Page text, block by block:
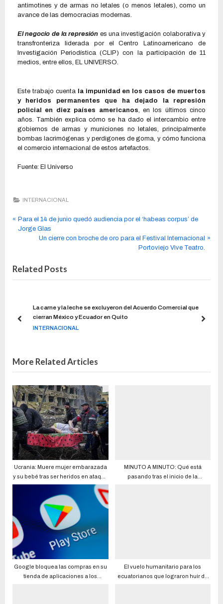
antimotines y de armas no letales (o menos letales), como un
avance de las democracias modernas.
El negocio de la represión es una investigación colaborativa y
transfronteriza liderada por el Centro Latinoamericano de
Investigación Periodística (CLIP) con la participación de 11
medios, entre ellos, EL UNIVERSO.
Este trabajo cuenta
la impunidad en los casos de muertos
y heridos permanentes que ha dejado la represión
policial en diez países americanos, en los últimos cinco
años. También explica cómo se ha dado el intercambio entre
gobiernos de armas y municiones no letales, principalmente
bombas lacrimógenas y perdigones de goma, y cómo funciona
el comercio internacional de estos artefactos.
Fuente: El Universo
INTERNACIONAL
Para el 14 de junio quedó audiencia por el ‘habeas corpus’ de
Jorge Glas
Un cierre con broche de oro para el Festival Internacional
Portoviejo Vive Teatro.
Related Posts
La carne y la leche se excluyeron del Acuerdo Comercial que
cierran México y Ecuador en Quito
INTERNACIONAL
More Related Articles
Ucrania: Muere mujer embarazada
y su bebé tras ser heridos en ataque
a hospital materno
MINUTO A MINUTO: Qué está
pasando tras el inicio de la
Google bloquea las compras en su
tienda de aplicaciones a los
El vuelo humanitario para los
ecuatorianos que lograron huir de